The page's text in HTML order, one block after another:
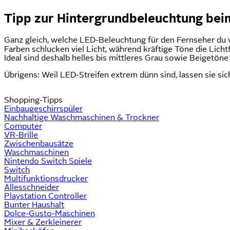
Tipp zur Hintergrundbeleuchtung
Ganz gleich, welche LED-Beleuchtung für den Fernseher
Farben schlucken viel Licht, während kräftige Töne die
Ideal sind deshalb helles bis mittleres Grau sowie
Übrigens: Weil LED-Streifen extrem dünn sind, lassen sie
Shopping-Tipps
Einbaugeschirrspüler
Nachhaltige Waschmaschinen & Trockner
Computer
VR-Brille
Zwischenbausätze
Waschmaschinen
Nintendo Switch Spiele
Switch
Multifunktionsdrucker
Allesschneider
Playstation Controller
Bunter Haushalt
Dolce-Gusto-Maschinen
Mixer & Zerkleinerer